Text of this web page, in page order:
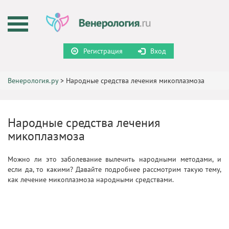
Регистрация Вход
Венерология.ру> Народные средства лечения микоплазмоза
Народные средства лечения
микоплазмоза
Можно ли это заболевание вылечить народными методами, и
если да, то какими? Давайте подробнее рассмотрим такую тему,
как лечение микоплазмоза народными средствами.